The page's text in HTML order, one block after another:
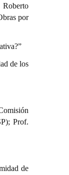
por
de los
Prof.
de